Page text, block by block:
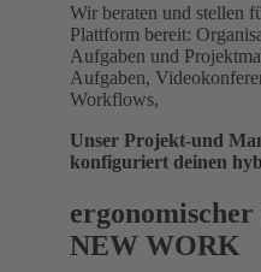
Wir beraten und stellen
Plattform bereit:
Aufgaben und
Aufgaben,
Workflows,
Unser Projekt-und
konfiguriert deinen
NEW WORK